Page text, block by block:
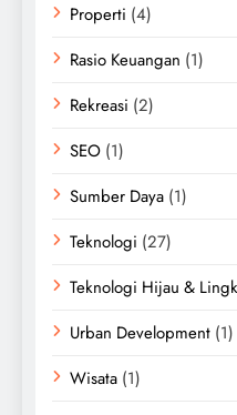
Properti (4)
Rasio Keuangan (1)
Rekreasi (2)
SEO (1)
Sumber Daya (1)
Teknologi (27)
Teknologi Hijau &
Urban Development (1)
Wisata (1)